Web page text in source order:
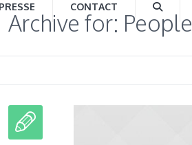
CONTACT
Archive for: People